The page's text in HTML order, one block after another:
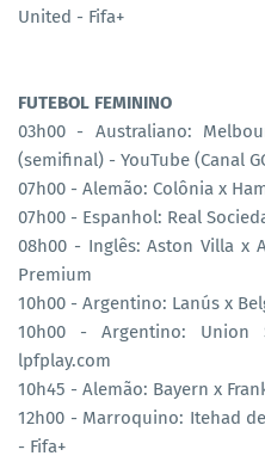
United - Fifa+
FUTEBOL FEMININO
03h00 - Australiano:
(semifinal) - YouTube (Canal
07h00 - Alemão: Colônia x
07h00 - Espanhol: Real
08h00 - Inglês: Aston Villa x
Premium
10h00 - Argentino: Lanús x
10h00 - Argentino: Union
lpfplay.com
10h45 - Alemão: Bayern x
12h00 - Marroquino: Itehad
- Fifa+